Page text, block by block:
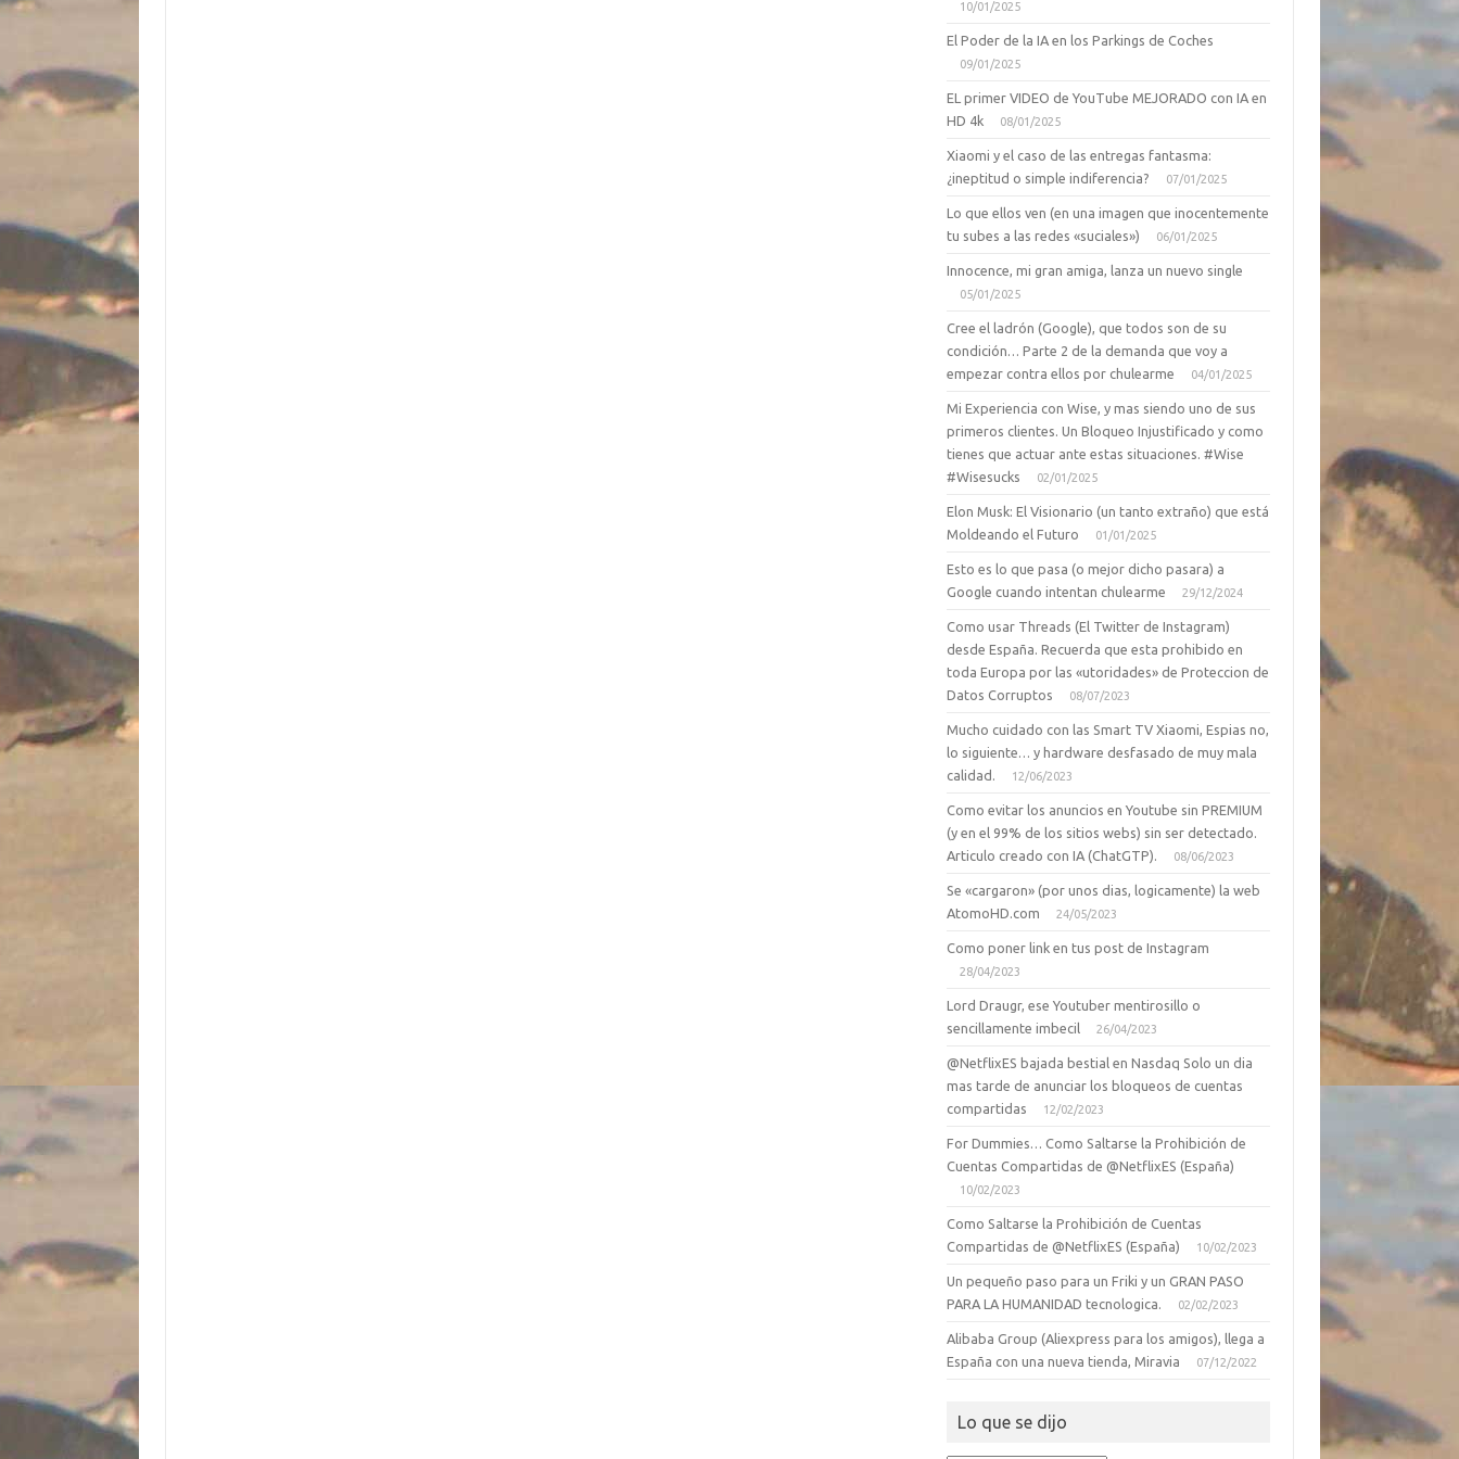
10/01/2025
El Poder de la IA en los Parkings de Coches
09/01/2025
EL primer VIDEO de YouTube MEJORADO con IA en
HD 4k
08/01/2025
Xiaomi y el caso de las entregas fantasma:
¿ineptitud o simple indiferencia?
07/01/2025
Lo que ellos ven (en una imagen que inocentemente
tu subes a las redes «suciales»)
06/01/2025
Innocence, mi gran amiga, lanza un nuevo single
05/01/2025
Cree el ladrón (Google), que todos son de su
condición… Parte 2 de la demanda que voy a
empezar contra ellos por chulearme
04/01/2025
Mi Experiencia con Wise, y mas siendo uno de sus
primeros clientes. Un Bloqueo Injustificado y como
tienes que actuar ante estas situaciones. #Wise
#Wisesucks
02/01/2025
Elon Musk: El Visionario (un tanto extraño) que está
Moldeando el Futuro
01/01/2025
Esto es lo que pasa (o mejor dicho pasara) a
Google cuando intentan chulearme
29/12/2024
Como usar Threads (El Twitter de Instagram)
desde España. Recuerda que esta prohibido en
toda Europa por las «utoridades» de Proteccion de
Datos Corruptos
08/07/2023
Mucho cuidado con las Smart TV Xiaomi, Espias no,
lo siguiente… y hardware desfasado de muy mala
calidad.
12/06/2023
Como evitar los anuncios en Youtube sin PREMIUM
(y en el 99% de los sitios webs) sin ser detectado.
Articulo creado con IA (ChatGTP).
08/06/2023
Se «cargaron» (por unos dias, logicamente) la web
AtomoHD.com
24/05/2023
Como poner link en tus post de Instagram
28/04/2023
Lord Draugr, ese Youtuber mentirosillo o
sencillamente imbecil
26/04/2023
@NetflixES bajada bestial en Nasdaq Solo un dia
mas tarde de anunciar los bloqueos de cuentas
compartidas
12/02/2023
For Dummies… Como Saltarse la Prohibición de
Cuentas Compartidas de @NetflixES (España)
10/02/2023
Como Saltarse la Prohibición de Cuentas
Compartidas de @NetflixES (España)
10/02/2023
Un pequeño paso para un Friki y un GRAN PASO
PARA LA HUMANIDAD tecnologica.
02/02/2023
Alibaba Group (Aliexpress para los amigos), llega a
España con una nueva tienda, Miravia
07/12/2022
Lo que se dijo